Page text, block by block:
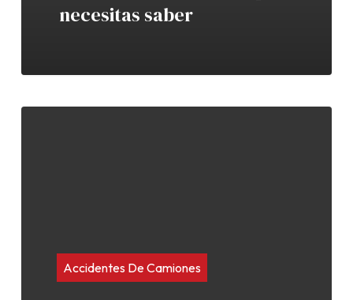
necesitas saber
Accidentes De Camiones